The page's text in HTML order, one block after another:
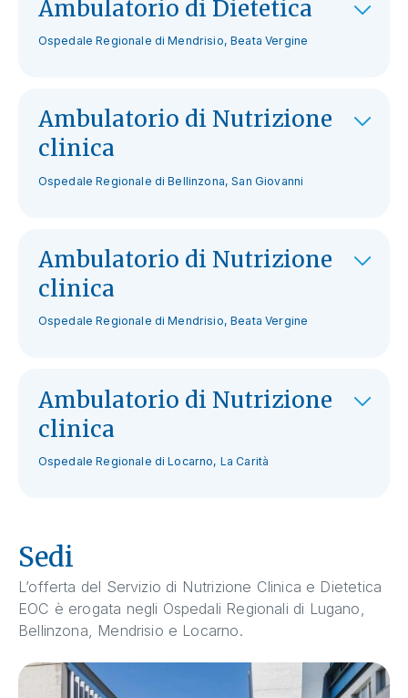
Ambulatorio di Dietetica
Ospedale Regionale di Mendrisio, Beata Vergine
Ambulatorio di Nutrizione
clinica
Ospedale Regionale di Bellinzona, San Giovanni
Ambulatorio di Nutrizione
clinica
Ospedale Regionale di Mendrisio, Beata Vergine
Ambulatorio di Nutrizione
clinica
Ospedale Regionale di Locarno, La Carità
Sedi
L’offerta del Servizio di Nutrizione Clinica e Dietetica
EOC è erogata negli Ospedali Regionali di Lugano,
Bellinzona, Mendrisio e Locarno.